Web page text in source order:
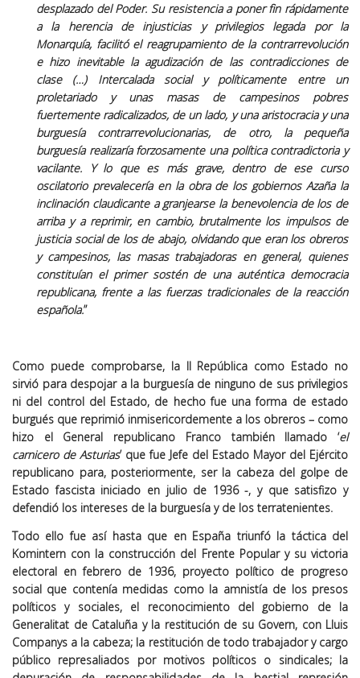
desplazado del Poder. Su resistencia a poner fin rápidamente
a la herencia de injusticias y privilegios legada por la
Monarquía, facilitó el reagrupamiento de la contrarrevolución
e hizo inevitable la agudización de las contradicciones de
clase (…) Intercalada social y políticamente entre un
proletariado y unas masas de campesinos pobres
fuertemente radicalizados, de un lado, y una aristocracia y una
burguesía contrarrevolucionarias, de otro, la pequeña
burguesía realizaría forzosamente una política contradictoria y
vacilante. Y lo que es más grave, dentro de ese curso
oscilatorio prevalecería en la obra de los gobiernos Azaña la
inclinación claudicante a granjearse la benevolencia de los de
arriba y a reprimir, en cambio, brutalmente los impulsos de
justicia social de los de abajo, olvidando que eran los obreros
y campesinos, las masas trabajadoras en general, quienes
constituían el primer sostén de una auténtica democracia
republicana, frente a las fuerzas tradicionales de la reacción
española.”
Como puede comprobarse, la II República como Estado no
sirvió para despojar a la burguesía de ninguno de sus privilegios
ni del control del Estado, de hecho fue una forma de estado
burgués que reprimió inmisericordemente a los obreros – como
hizo el General republicano Franco también llamado ‘el
carnicero de Asturias’ que fue Jefe del Estado Mayor del Ejército
republicano para, posteriormente, ser la cabeza del golpe de
Estado fascista iniciado en julio de 1936 -, y que satisfizo y
defendió los intereses de la burguesía y de los terratenientes.
Todo ello fue así hasta que en España triunfó la táctica del
Komintern con la construcción del Frente Popular y su victoria
electoral en febrero de 1936, proyecto político de progreso
social que contenía medidas como la amnistía de los presos
políticos y sociales, el reconocimiento del gobierno de la
Generalitat de Cataluña y la restitución de su Govern, con Lluis
Companys a la cabeza; la restitución de todo trabajador y cargo
público represaliados por motivos políticos o sindicales; la